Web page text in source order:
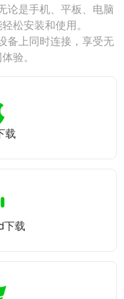
论是手机、平板、电脑
松安装和使用。
备上同时连接，享受无
验。
载
下载